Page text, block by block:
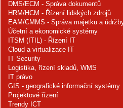
DMS/ECM - Správa dokumentů
HRM/HCM - Řízení lidských zdrojů
EAM/CMMS - Správa majetku a
Účetní a ekonomické systémy
ITSM (ITIL) - Řízení IT
Cloud a virtualizace IT
IT Security
Logistika, řízení skladů, WMS
IT právo
GIS - geografické informační systémy
Projektové řízení
Trendy ICT